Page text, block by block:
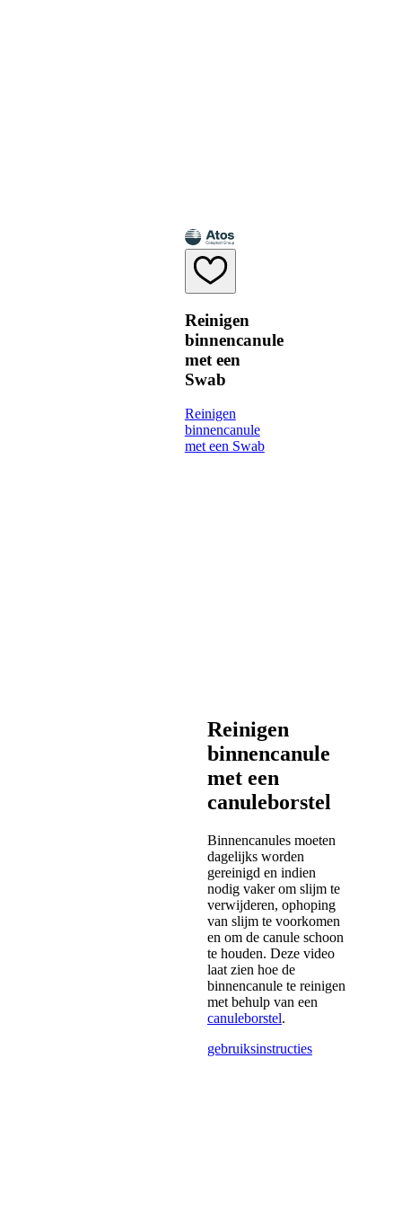
Reinigen
binnencanule
met een
Swab
Reinigen
binnencanule
met een Swab
Reinigen
binnencanule
met een
canuleborstel
Binnencanules moeten
dagelijks worden
gereinigd en indien
nodig vaker om slijm te
verwijderen, ophoping
van slijm te voorkomen
en om de canule schoon
te houden. Deze video
laat zien hoe de
binnencanule te reinigen
met behulp van een
canuleborstel.
gebruiksinstructies